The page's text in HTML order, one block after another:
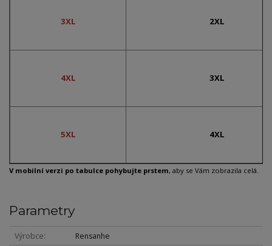
3XL 2XL
4XL 3XL
5XL 4XL
V mobilní verzi po tabulce pohybujte prstem, aby se Vám zobrazila celá.
Parametry
Výrobce
Rensanhe